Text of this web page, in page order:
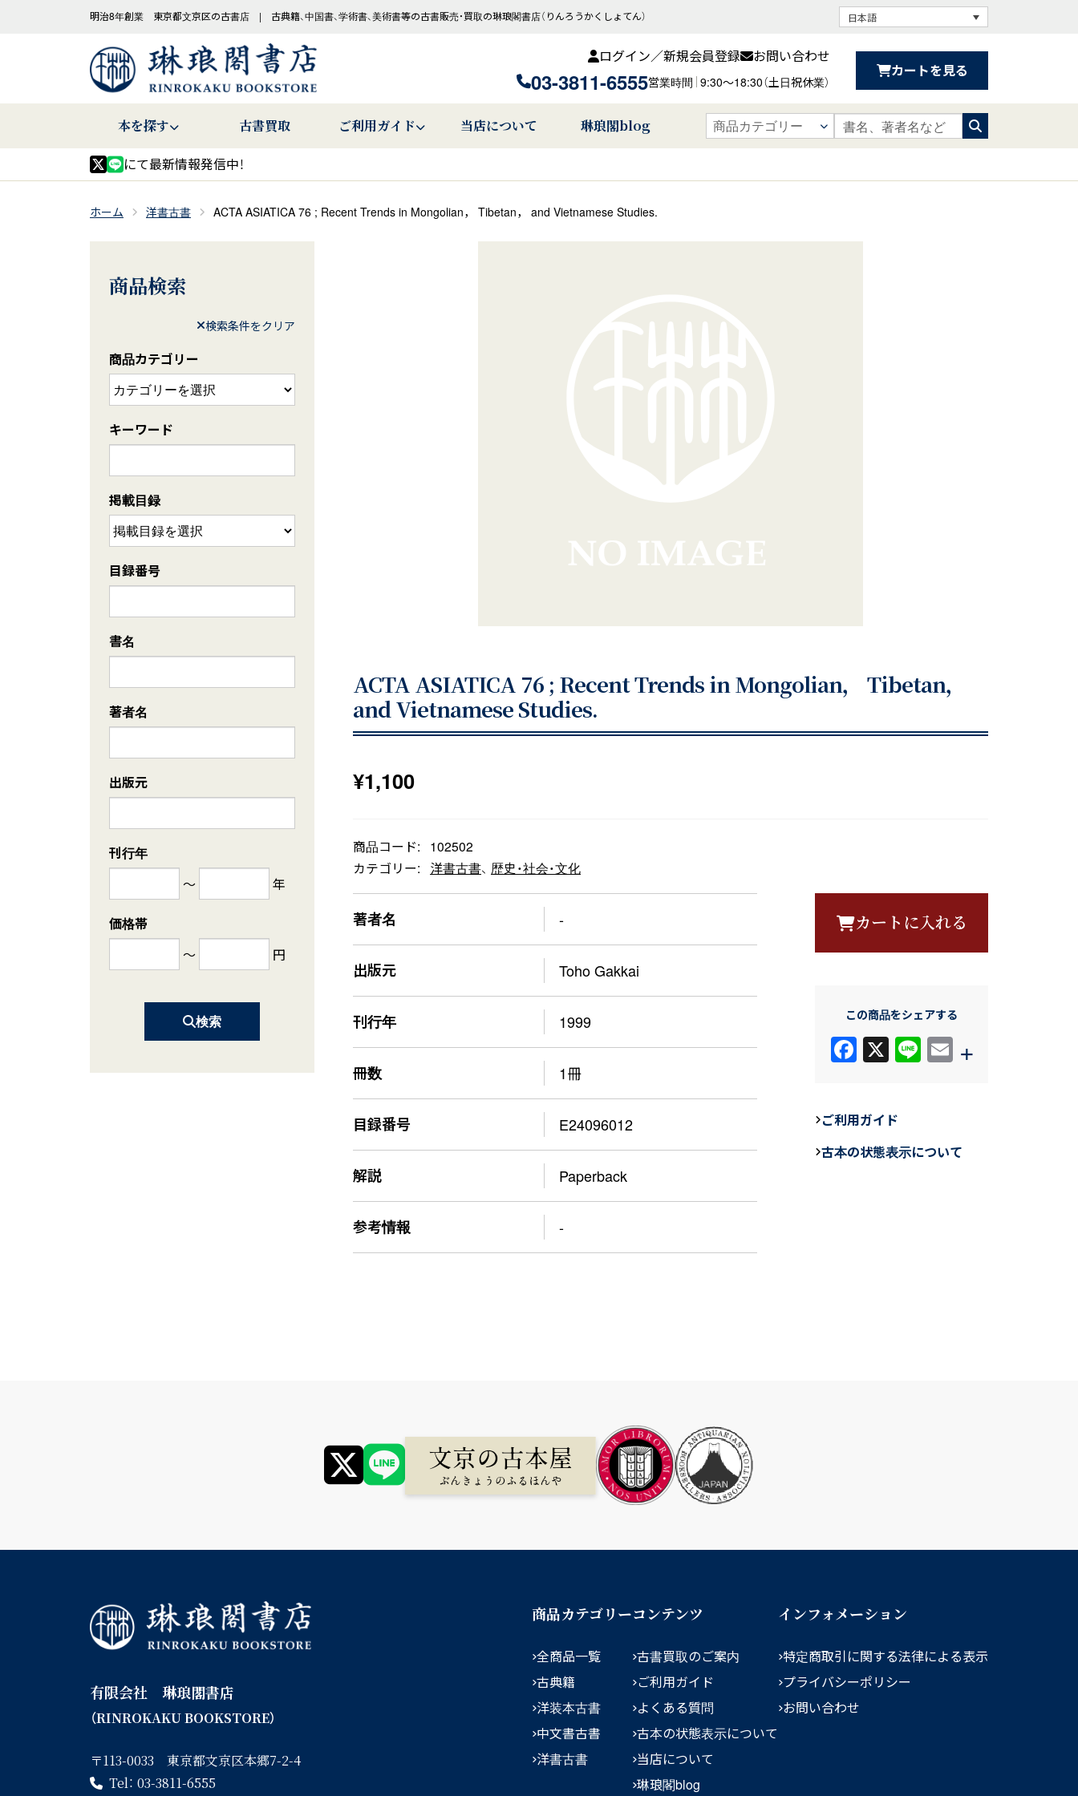
明治8年創業 東京都文京区の古書店 | 古典籍、中国書、学術書、美術書等の古書販売・買取の琳琅閣書店（りんろうかくしょてん） 日本語
ログイン／新規会員登録 お問い合わせ
03-3811-6555営業時間 9:30〜18:30（土日祝休業）
カートを見る
本を探す 古書買取 ご利用ガイド 当店について 琳琅閣blog
にて最新情報発信中！
ホーム 洋書古書 ACTA ASIATICA 76 ; Recent Trends in Mongolian， Tibetan， and Vietnamese Studies.
ACTA ASIATICA 76 ; Recent Trends in Mongolian， Tibetan，
and Vietnamese Studies.
¥1,100
商品コード:
102502
カテゴリー:
洋書古書、 歴史・社会・文化
著者名 -
出版元 Toho Gakkai
刊行年 1999
冊数 1冊
目録番号 E24096012
解説 Paperback
参考情報 -
カートに入れる
この商品をシェアする
F
a
e
b
X Li
n
E
+
ご利用ガイド
古本の状態表示について
商品検索
検索条件をクリア
商品カテゴリー
キーワード
掲載目録
目録番号
書名
著者名
出版元
刊行年
～
年
価格帯
～
円
検索
有限会社 琳琅閣書店
（RINROKAKU BOOKSTORE）
〒113-0033 東京都文京区本郷7-2-4
Tel： 03-3811-6555
商品カテゴリー
全商品一覧
古典籍
洋装本古書
中文書古書
洋書古書
コンテンツ
古書買取のご案内
ご利用ガイド
よくある質問
古本の状態表示について
当店について
琳琅閣blog
インフォメーション
特定商取引に関する法律による表示
プライバシーポリシー
お問い合わせ